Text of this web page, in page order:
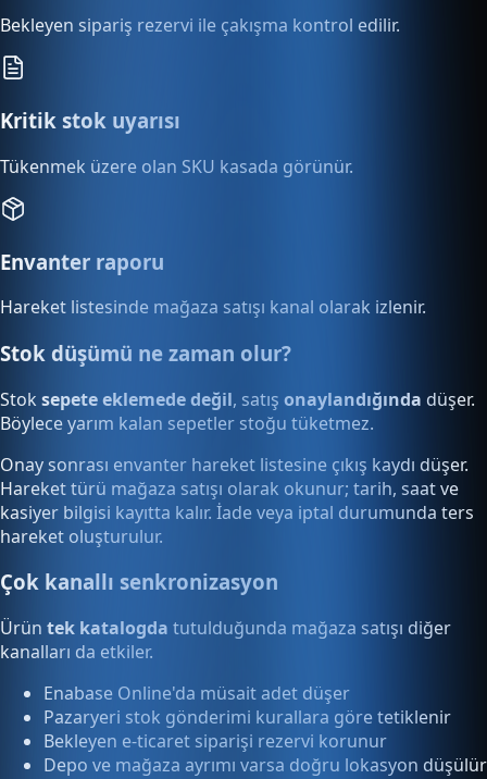
Bekleyen sipariş rezervi ile çakışma kontrol edilir.
Kritik stok uyarısı
Tükenmek üzere olan SKU kasada görünür.
Envanter raporu
Hareket listesinde mağaza satışı kanal olarak izlenir.
Stok düşümü ne zaman olur?
Stok sepete eklemede değil, satış onaylandığında düşer.
Böylece yarım kalan sepetler stoğu tüketmez.
Onay sonrası envanter hareket listesine çıkış kaydı düşer.
Hareket türü mağaza satışı olarak okunur; tarih, saat ve
kasiyer bilgisi kayıtta kalır. İade veya iptal durumunda ters
hareket oluşturulur.
Çok kanallı senkronizasyon
Ürün tek katalogda tutulduğunda mağaza satışı diğer
kanalları da etkiler.
Enabase Online'da müsait adet düşer
Pazaryeri stok gönderimi kurallara göre tetiklenir
Bekleyen e-ticaret siparişi rezervi korunur
Depo ve mağaza ayrımı varsa doğru lokasyon düşülür